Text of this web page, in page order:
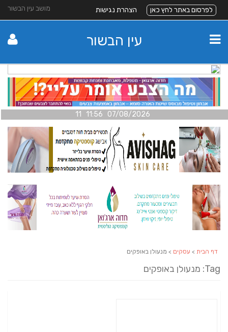
מושב עין הבשור לפרסום באתר לחץ כאן הצהרת נגישות
עין הבשור
07/08/2026 11:56 11
דף הבית > עסקים > מנעולן באופקים
Tag: מנעולן באופקים